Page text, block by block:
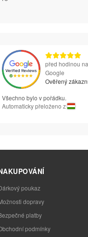
před hodinou
Google
Ověřený
Všechno bylo v pořádku.
Automaticky přeloženo z
poukaz
dopravy
platby
podmínky